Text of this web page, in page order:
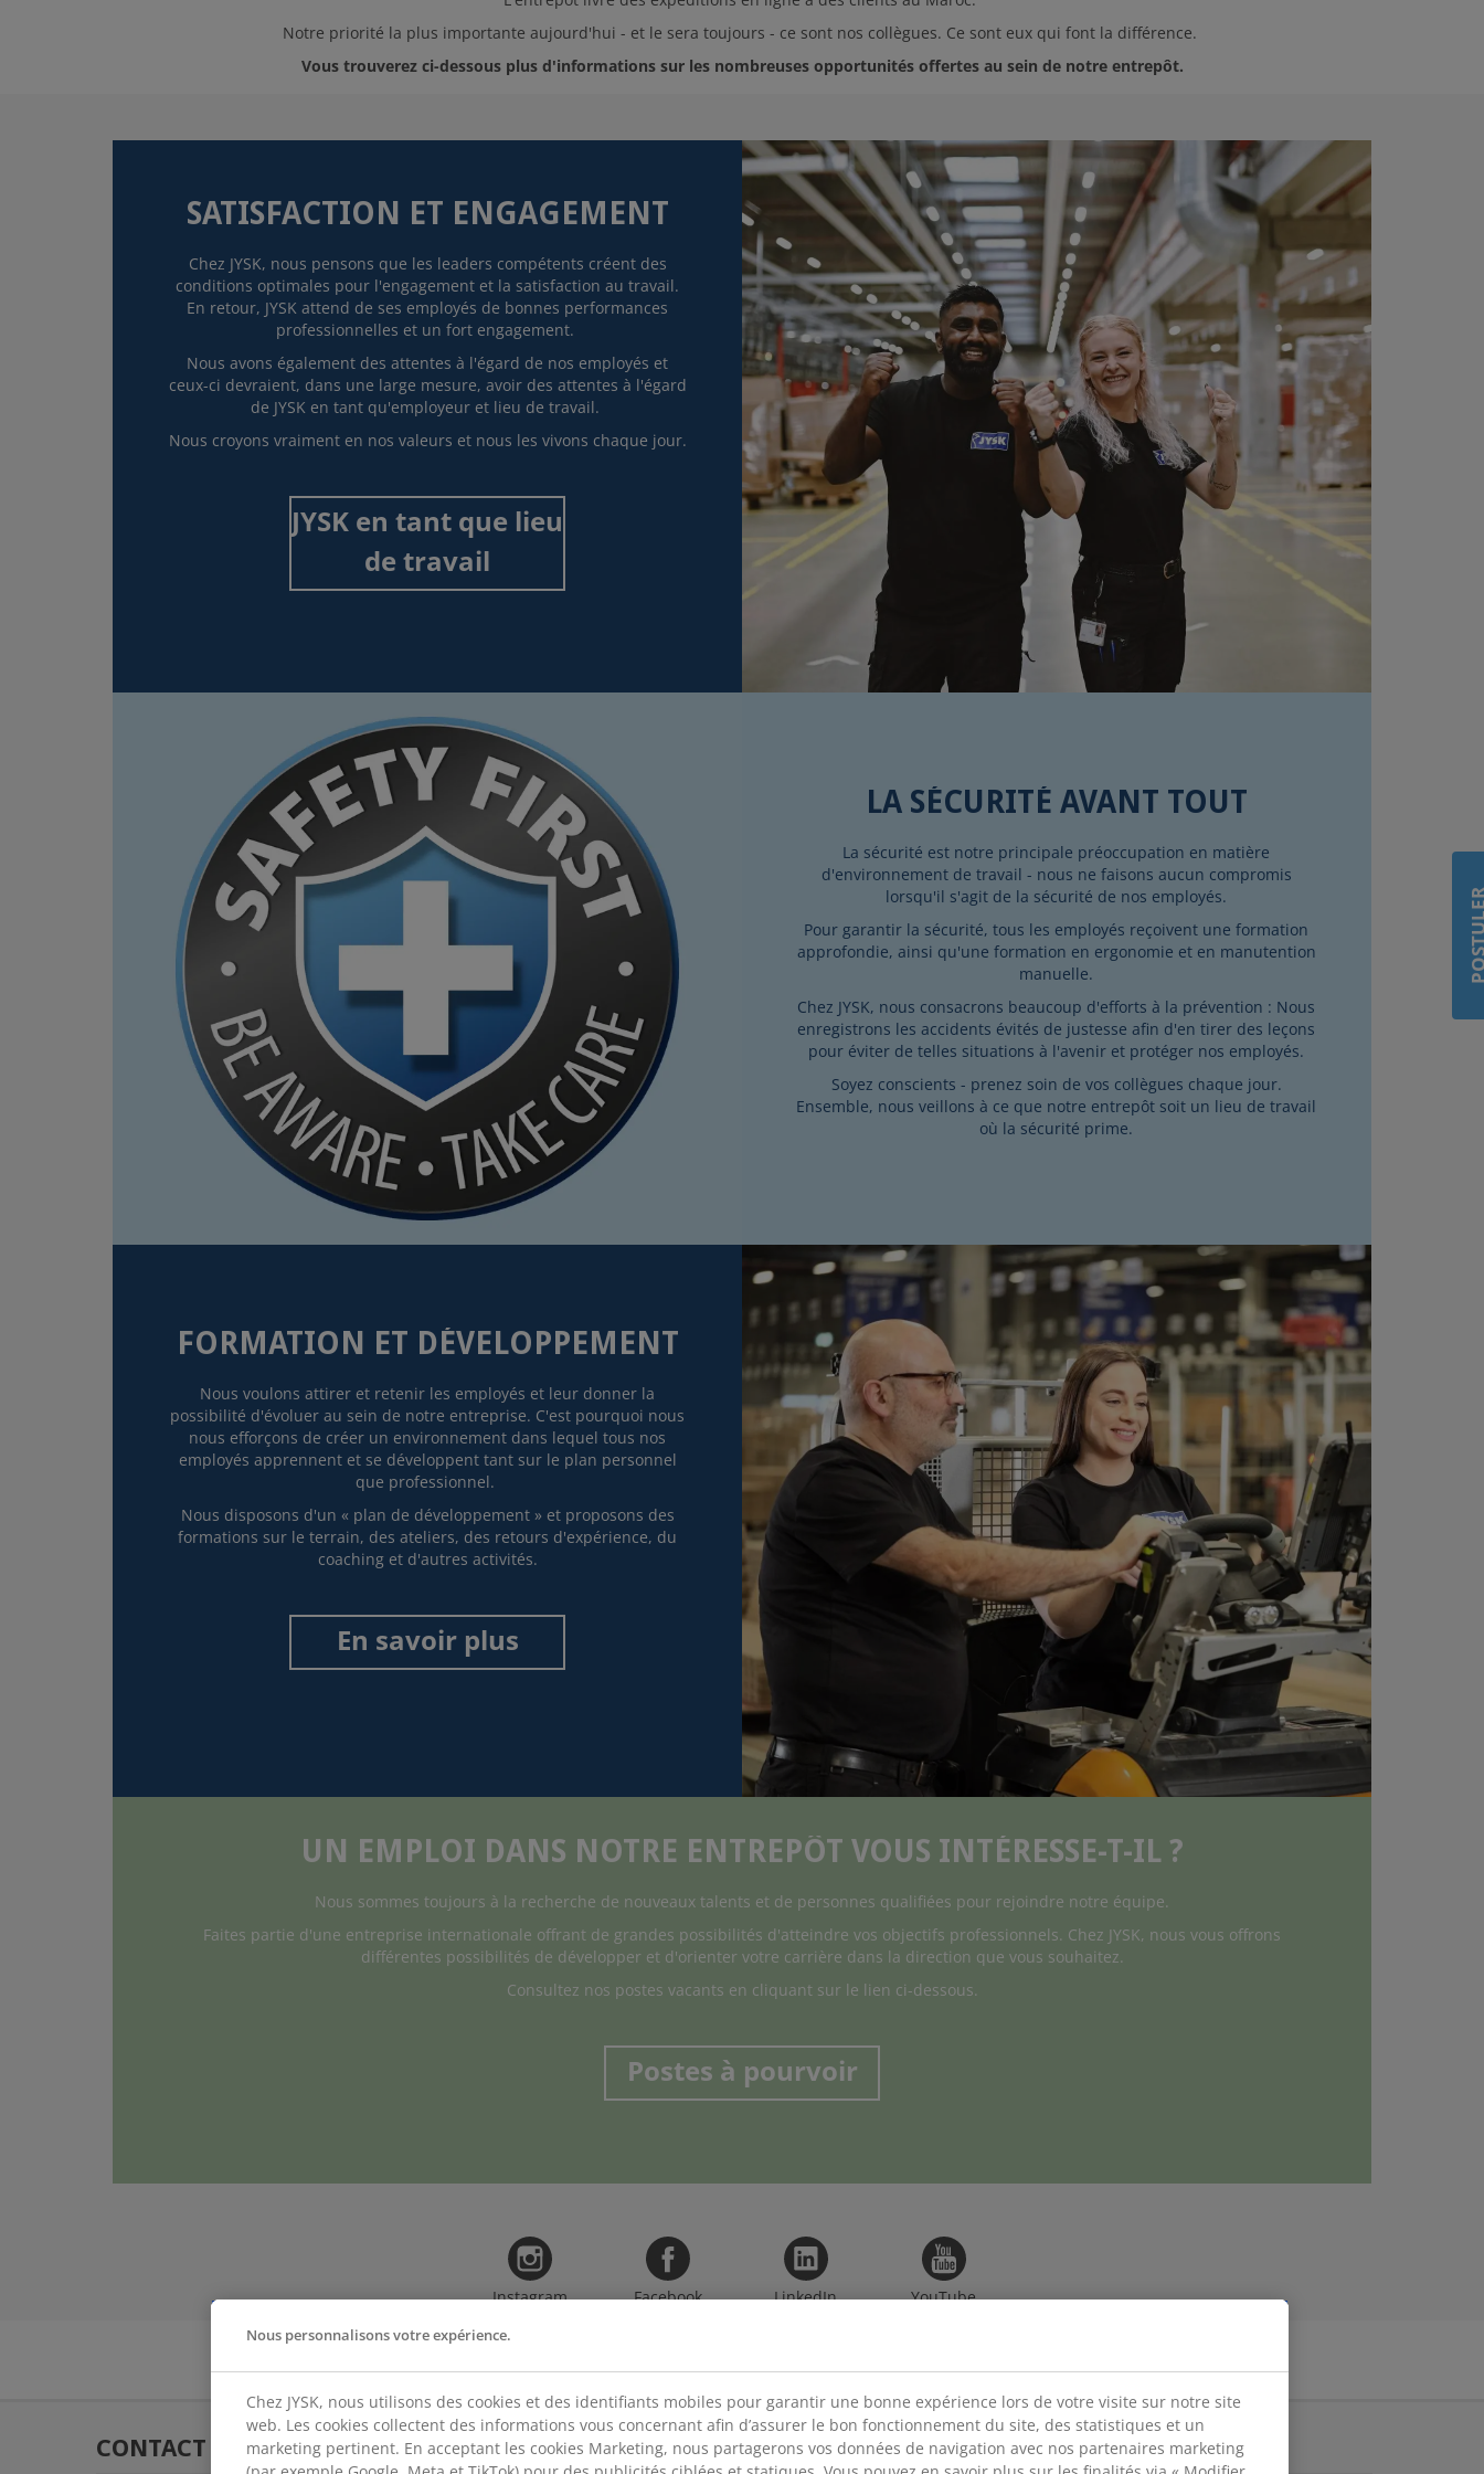
Notre priorité la plus importante aujourd'hui - et le sera toujours - ce sont nos collègues. Ce sont eux qui font la différence.
Vous trouverez ci-dessous plus d'informations sur les nombreuses opportunités offertes au sein de notre entrepôt.
SATISFACTION ET ENGAGEMENT
Chez JYSK, nous pensons que les leaders compétents créent des
conditions optimales pour l'engagement et la satisfaction au travail.
En retour, JYSK attend de ses employés de bonnes performances
professionnelles et un fort engagement.
Nous avons également des attentes à l'égard de nos employés et
ceux-ci devraient, dans une large mesure, avoir des attentes à l'égard
de JYSK en tant qu'employeur et lieu de travail.
Nous croyons vraiment en nos valeurs et nous les vivons chaque jour.
JYSK en tant que lieu
de travail
LA SÉCURITÉ AVANT TOUT
La sécurité est notre principale préoccupation en matière
d'environnement de travail - nous ne faisons aucun compromis
lorsqu'il s'agit de la sécurité de nos employés.
Pour garantir la sécurité, tous les employés reçoivent une formation
approfondie, ainsi qu'une formation en ergonomie et en manutention
manuelle.
Chez JYSK, nous consacrons beaucoup d'efforts à la prévention : Nous
enregistrons les accidents évités de justesse afin d'en tirer des leçons
pour éviter de telles situations à l'avenir et protéger nos employés.
Soyez conscients - prenez soin de vos collègues chaque jour.
Ensemble, nous veillons à ce que notre entrepôt soit un lieu de travail
où la sécurité prime.
FORMATION ET DÉVELOPPEMENT
Nous voulons attirer et retenir les employés et leur donner la
possibilité d'évoluer au sein de notre entreprise. C'est pourquoi nous
nous efforçons de créer un environnement dans lequel tous nos
employés apprennent et se développent tant sur le plan personnel
que professionnel.
Nous disposons d'un « plan de développement » et proposons des
formations sur le terrain, des ateliers, des retours d'expérience, du
coaching et d'autres activités.
En savoir plus
UN EMPLOI DANS NOTRE ENTREPÔT VOUS INTÉRESSE-T-IL ?
Nous sommes toujours à la recherche de nouveaux talents et de personnes qualifiées pour rejoindre notre équipe.
Faites partie d'une entreprise internationale offrant de grandes possibilités d'atteindre vos objectifs professionnels. Chez JYSK, nous vous offrons
différentes possibilités de développer et d'orienter votre carrière dans la direction que vous souhaitez.
Consultez nos postes vacants en cliquant sur le lien ci-dessous.
Postes à pourvoir
Instagram Facebook LinkedIn YouTube
CONTACT CATÉGORIES DÉCOUVREZ JYSK
Nous personnalisons votre expérience.
Chez JYSK, nous utilisons des cookies et des identifiants mobiles pour garantir une bonne expérience lors de votre visite sur notre site
web. Les cookies collectent des informations vous concernant afin d’assurer le bon fonctionnement du site, des statistiques et un
marketing pertinent. En acceptant les cookies Marketing, nous partagerons vos données de navigation avec nos partenaires marketing